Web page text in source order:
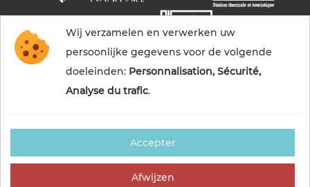
© 2026 Commentry, Montmarault, Néris-les-bains
tourisme — Alle rechten voorbehouden
Wij verzamelen en verwerken uw
persoonlijke gegevens voor de volgende
doeleinden: Personnalisation, Sécurité,
Analyse du trafic.
Accepter
Afwijzen